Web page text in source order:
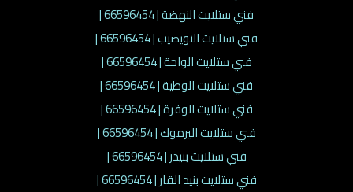
فني ستلايت النهضة | 66596454 |
فني ستلايت النويصيب | 66596454 |
فني ستلايت الواحة | 66596454 |
فني ستلايت الوطية | 66596454 |
فني ستلايت الوفرة | 66596454 |
فني ستلايت اليرموك | 66596454 |
فني ستلايت بنيدر | 66596454 |
فني ستلايت بنيد القار | 66596454 |